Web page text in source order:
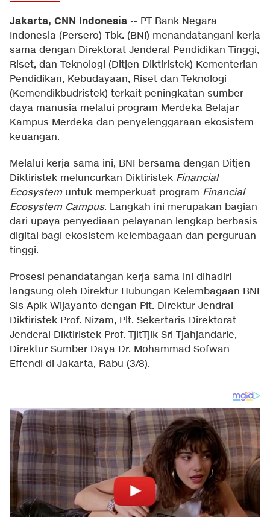
Jakarta, CNN Indonesia -- PT Bank Negara
Indonesia (Persero) Tbk. (BNI) menandatangani kerja
sama dengan Direktorat Jenderal Pendidikan Tinggi,
Riset, dan Teknologi (Ditjen Diktiristek) Kementerian
Pendidikan, Kebudayaan, Riset dan Teknologi
(Kemendikbudristek) terkait peningkatan sumber
daya manusia melalui program Merdeka Belajar
Kampus Merdeka dan penyelenggaraan ekosistem
keuangan.
Melalui kerja sama ini, BNI bersama dengan Ditjen
Diktiristek meluncurkan Diktiristek Financial
Ecosystemuntuk memperkuat program Financial
Ecosystem Campus. Langkah ini merupakan bagian
dari upaya penyediaan pelayanan lengkap berbasis
digital bagi ekosistem kelembagaan dan perguruan
tinggi.
Prosesi penandatangan kerja sama ini dihadiri
langsung oleh Direktur Hubungan Kelembagaan BNI
Sis Apik Wijayanto dengan Plt. Direktur Jendral
Diktiristek Prof. Nizam, Plt. Sekertaris Direktorat
Jenderal Diktiristek Prof. TjitTjik Sri Tjahjandarie,
Direktur Sumber Daya Dr. Mohammad Sofwan
Effendi di Jakarta, Rabu (3/8).